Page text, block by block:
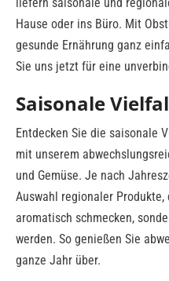
Hause oder ins Büro. Mit
gesunde Ernährung ganz
Sie uns jetzt für eine
Saisonale
Entdecken Sie die saisonale
mit unserem
und Gemüse. Je nach
Auswahl regionaler
aromatisch schmecken,
werden. So genießen Sie
ganze Jahr über.